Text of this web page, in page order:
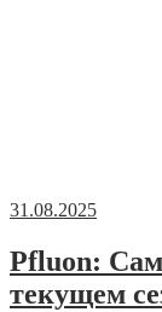
31.08.2025
Pfluon:
текущем